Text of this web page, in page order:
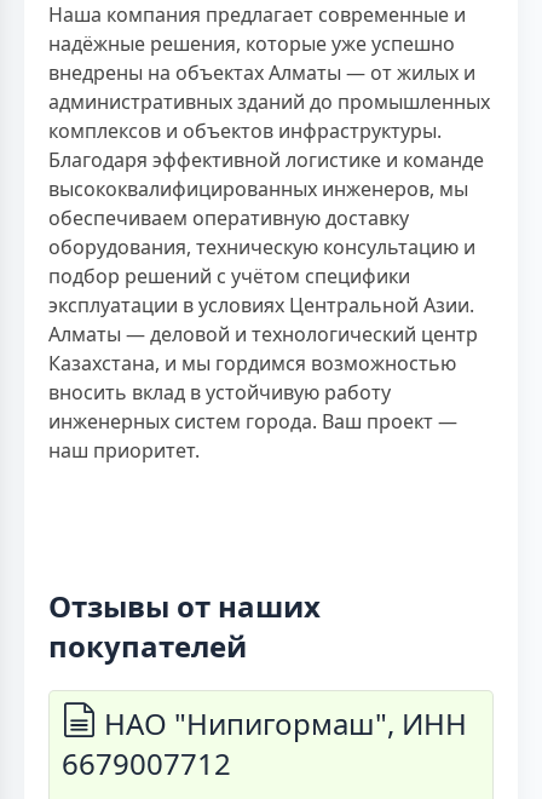
Наша компания предлагает современные и
надёжные решения, которые уже успешно
внедрены на объектах Алматы — от жилых и
административных зданий до промышленных
комплексов и объектов инфраструктуры.
Благодаря эффективной логистике и команде
высококвалифицированных инженеров, мы
обеспечиваем оперативную доставку
оборудования, техническую консультацию и
подбор решений с учётом специфики
эксплуатации в условиях Центральной Азии.
Алматы — деловой и технологический центр
Казахстана, и мы гордимся возможностью
вносить вклад в устойчивую работу
инженерных систем города. Ваш проект —
наш приоритет.
Отзывы от наших
покупателей
НАО "Нипигормаш", ИНН
6679007712